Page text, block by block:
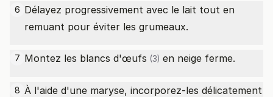
6 Délayez progressivement avec le lait tout en
remuant pour éviter les grumeaux.
7 Montez les blancs d'œufs (3) en neige ferme.
8 À l'aide d'une maryse, incorporez-les délicatement